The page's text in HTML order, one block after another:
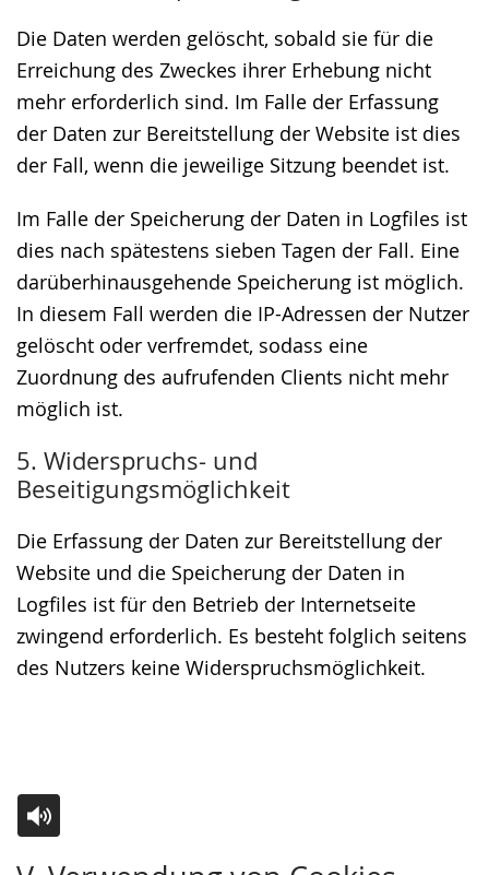
Die Daten werden gelöscht, sobald sie für die
Erreichung des Zweckes ihrer Erhebung nicht
mehr erforderlich sind. Im Falle der Erfassung
der Daten zur Bereitstellung der Website ist dies
der Fall, wenn die jeweilige Sitzung beendet ist.
Im Falle der Speicherung der Daten in Logfiles ist
dies nach spätestens sieben Tagen der Fall. Eine
darüberhinausgehende Speicherung ist möglich.
In diesem Fall werden die IP-Adressen der Nutzer
gelöscht oder verfremdet, sodass eine
Zuordnung des aufrufenden Clients nicht mehr
möglich ist.
5. Widerspruchs- und
Beseitigungsmöglichkeit
Die Erfassung der Daten zur Bereitstellung der
Website und die Speicherung der Daten in
Logfiles ist für den Betrieb der Internetseite
zwingend erforderlich. Es besteht folglich seitens
des Nutzers keine Widerspruchsmöglichkeit.